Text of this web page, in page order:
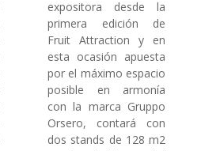
expositora desde la
primera edición de
Fruit Attraction y en
esta ocasión apuesta
por el máximo espacio
posible en armonía
con la marca Gruppo
Orsero, contará con
dos stands de 128 m2